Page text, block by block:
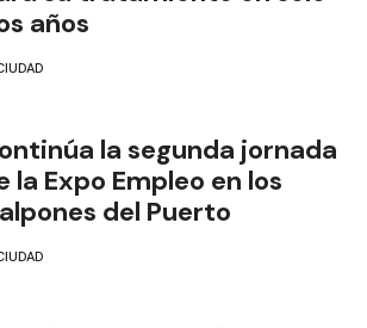
años
la segunda jornada
la Expo Empleo en los
del Puerto